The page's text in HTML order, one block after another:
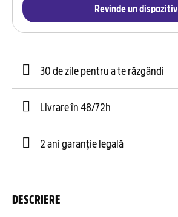
Revinde un dispozitiv
30 de zile pentru a te răzgândi
Livrare în 48/72h
2 ani garanție legală
DESCRIERE